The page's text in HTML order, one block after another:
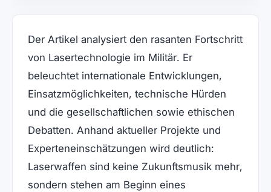
Der Artikel analysiert den rasanten Fortschritt
von Lasertechnologie im Militär. Er
beleuchtet internationale Entwicklungen,
Einsatzmöglichkeiten, technische Hürden
und die gesellschaftlichen sowie ethischen
Debatten. Anhand aktueller Projekte und
Experteneinschätzungen wird deutlich:
Laserwaffen sind keine Zukunftsmusik mehr,
sondern stehen am Beginn eines